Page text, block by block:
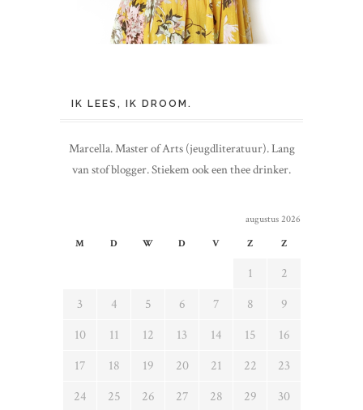
IK LEES, IK DROOM.
Marcella. Master of Arts (jeugdliteratuur). Lang
van stof blogger. Stiekem ook een thee drinker.
augustus 2026
M
D W D V Z Z
1
2
3
4 5 6 7 8
9
10
11 12 13 14 15
16
17
18 19 20 21 22
23
24
25 26 27 28 29 30